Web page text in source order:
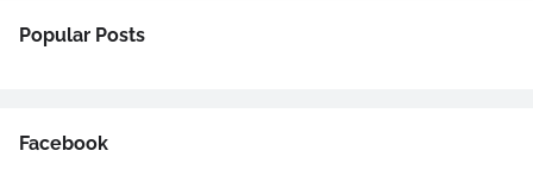
Popular Posts
Facebook